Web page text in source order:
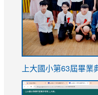
link
https://
上大國小第63屆畢業
link